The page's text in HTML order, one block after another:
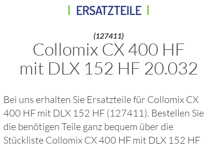
ERSATZTEILE
(127411)
Collomix CX 400 HF
mit DLX 152 HF 20.032
Bei uns erhalten Sie Ersatzteile für Collomix CX
400 HF mit DLX 152 HF (127411). Bestellen Sie
die benötigen Teile ganz bequem über die
Stückliste Collomix CX 400 HF mit DLX 152 HF